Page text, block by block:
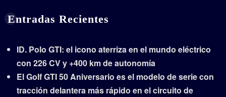
Entradas Recientes
ID. Polo GTI: el icono aterriza en el mundo eléctrico
con 226 CV y +400 km de autonomía
El Golf GTI 50 Aniversario es el modelo de serie con
tracción delantera más rápido en el circuito de